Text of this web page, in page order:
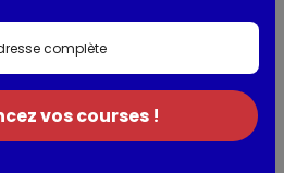
boutique en ligne sur
/ Allergènes
MOUTARDE, vinaigre d'alcool,
vos courses !